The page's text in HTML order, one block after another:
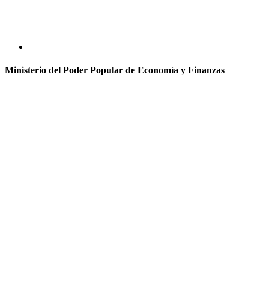
Ministerio del Poder Popular de Economía y Finanzas